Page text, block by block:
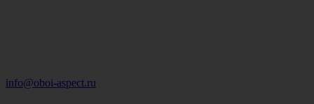
info@oboi-aspect.ru